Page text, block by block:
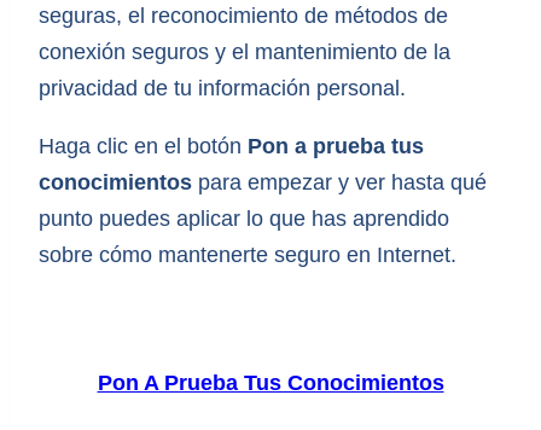
seguras, el reconocimiento de métodos de
conexión seguros y el mantenimiento de la
privacidad de tu información personal.
Haga clic en el botón Pon a prueba tus
conocimientos para empezar y ver hasta qué
punto puedes aplicar lo que has aprendido
sobre cómo mantenerte seguro en Internet.
Pon A Prueba Tus Conocimientos